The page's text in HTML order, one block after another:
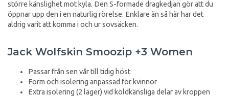
större känslighet mot kyla. Den S-formade dragkedjan gör att du
öppnar upp den i en naturlig rörelse. Enklare än så här har det
aldrig varit att komma i och ur sovsäcken.
Jack Wolfskin Smoozip +3 Women
Passar från sen vår till tidig höst
Form och isolering anpassad för kvinnor
Extra isolering (2 lager) vid köldkänsliga delar av kroppen